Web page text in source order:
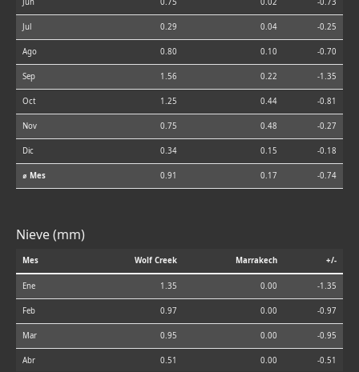
Jun 0.75 0.02 -0.73
Jul 0.29 0.04 -0.25
Ago 0.80 0.10 -0.70
Sep 1.56 0.22 -1.35
Oct 1.25 0.44 -0.81
Nov 0.75 0.48 -0.27
Dic 0.34 0.15 -0.18
⌀ Mes 0.91 0.17 -0.74
Nieve (mm)
Mes Wolf Creek Marrakech +/-
Ene 1.35 0.00 -1.35
Feb 0.97 0.00 -0.97
Mar 0.95 0.00 -0.95
Abr 0.51 0.00 -0.51